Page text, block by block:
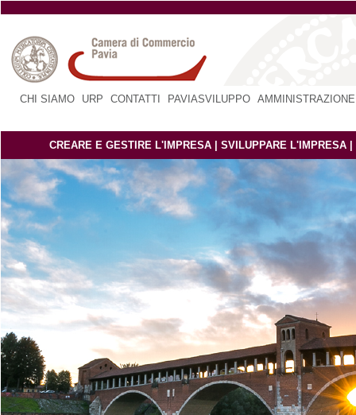
CHI SIAMO URP CONTATTI PAVIASVILUPPO
CREARE E GESTIRE L'IMPRESA SVILUPPARE L'IMPRESA